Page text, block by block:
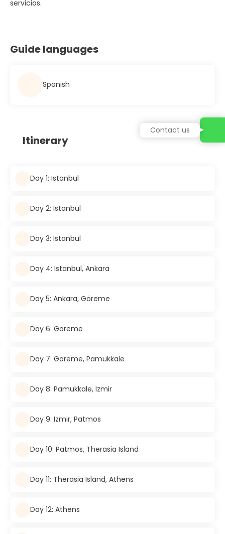
servicios.
Guide languages
Spanish
Itinerary
Day 1: Istanbul
Day 2: Istanbul
Day 3: Istanbul
Day 4: Istanbul, Ankara
Day 5: Ankara, Göreme
Day 6: Göreme
Day 7: Göreme, Pamukkale
Day 8: Pamukkale, Izmir
Day 9: Izmir, Patmos
Day 10: Patmos, Therasia Island
Day 11: Therasia Island, Athens
Day 12: Athens
Contact us